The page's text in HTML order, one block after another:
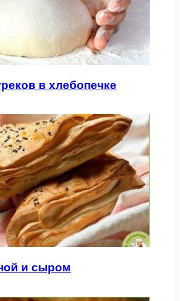
в хлебопечке
и сыром